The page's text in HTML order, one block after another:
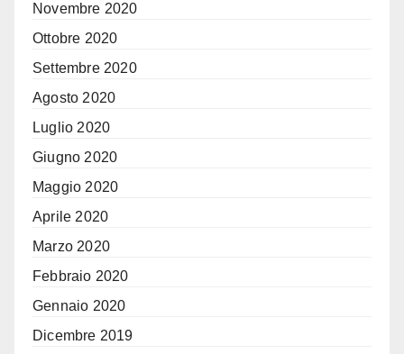
Novembre 2020
Ottobre 2020
Settembre 2020
Agosto 2020
Luglio 2020
Giugno 2020
Maggio 2020
Aprile 2020
Marzo 2020
Febbraio 2020
Gennaio 2020
Dicembre 2019